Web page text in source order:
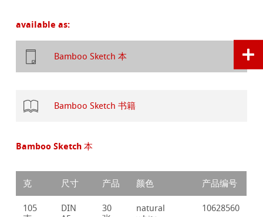
available as:
Bamboo Sketch 本
Bamboo Sketch 书籍
Bamboo Sketch 本
克 尺寸 产品 颜色 产品编号
105
DIN
30
natural
10628560